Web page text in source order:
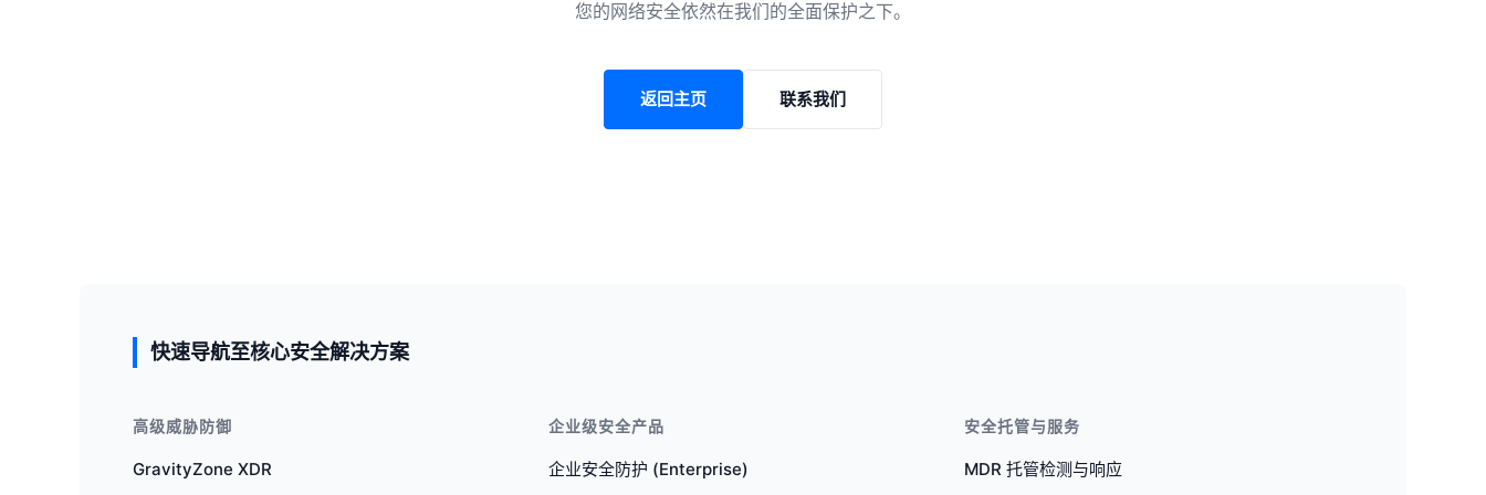
您的网络安全依然在我们的全面保护之下。
返回主页 联系我们
快速导航至核心安全解决方案
高级威胁防御
GravityZone XDR
企业级安全产品
企业安全防护 (Enterprise)
安全托管与服务
MDR 托管检测与响应